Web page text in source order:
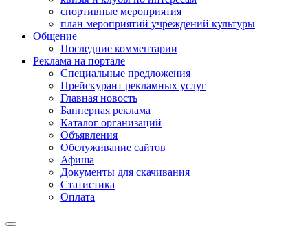
спортивные мероприятия
план мероприятий учреждений культуры
Общение
Последние комментарии
Реклама на портале
Специальные предложения
Прейскурант рекламных услуг
Главная новость
Баннерная реклама
Каталог организаций
Объявления
Обслуживание сайтов
Афиша
Документы для скачивания
Статистика
Оплата